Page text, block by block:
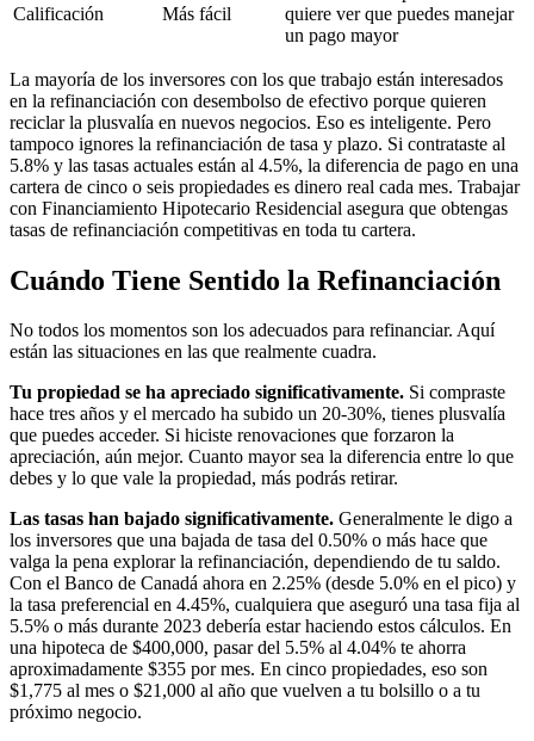
Calificación Más fácil
quiere ver que puedes manejar
un pago mayor
La mayoría de los inversores con los que trabajo están interesados
en la refinanciación con desembolso de efectivo porque quieren
reciclar la plusvalía en nuevos negocios. Eso es inteligente. Pero
tampoco ignores la refinanciación de tasa y plazo. Si contrataste al
5.8% y las tasas actuales están al 4.5%, la diferencia de pago en una
cartera de cinco o seis propiedades es dinero real cada mes. Trabajar
con Financiamiento Hipotecario Residencial asegura que obtengas
tasas de refinanciación competitivas en toda tu cartera.
Cuándo Tiene Sentido la Refinanciación
No todos los momentos son los adecuados para refinanciar. Aquí
están las situaciones en las que realmente cuadra.
Tu propiedad se ha apreciado significativamente. Si compraste
hace tres años y el mercado ha subido un 20-30%, tienes plusvalía
que puedes acceder. Si hiciste renovaciones que forzaron la
apreciación, aún mejor. Cuanto mayor sea la diferencia entre lo que
debes y lo que vale la propiedad, más podrás retirar.
Las tasas han bajado significativamente. Generalmente le digo a
los inversores que una bajada de tasa del 0.50% o más hace que
valga la pena explorar la refinanciación, dependiendo de tu saldo.
Con el Banco de Canadá ahora en 2.25% (desde 5.0% en el pico) y
la tasa preferencial en 4.45%, cualquiera que aseguró una tasa fija al
5.5% o más durante 2023 debería estar haciendo estos cálculos. En
una hipoteca de $400,000, pasar del 5.5% al 4.04% te ahorra
aproximadamente $355 por mes. En cinco propiedades, eso son
$1,775 al mes o $21,000 al año que vuelven a tu bolsillo o a tu
próximo negocio.